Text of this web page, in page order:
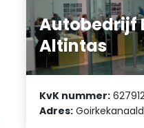
Autobedrijf
Altintas
KvK nummer:
Adres: